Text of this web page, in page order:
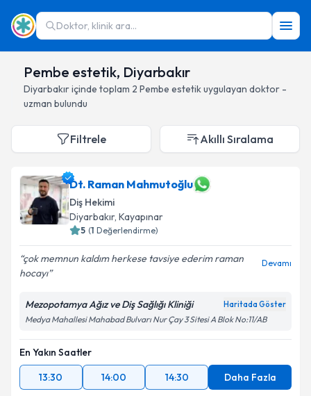
Doktor, klinik ara...
Pembe estetik, Diyarbakır
Diyarbakıriçinde toplam 2 Pembe estetikuygulayan doktor -
uzman bulundu
Filtrele Akıllı Sıralama
Dt. Raman Mahmutoğlu
Diş Hekimi
Diyarbakır, Kayapınar
5 (1 Değerlendirme)
çok memnun kaldım herkese tavsiye ederim raman
hocayı
Devamı
Mezopotamya Ağız ve Diş Sağlığı Kliniği Haritada Göster
Medya Mahallesi Mahabad Bulvarı Nur Çay 3 Sitesi A Blok No:11/AB
En Yakın Saatler
13:30
14:00 14:30 Daha Fazla